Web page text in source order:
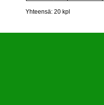
Yhteensä: 20 kpl